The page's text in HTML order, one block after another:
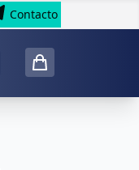
Contacto